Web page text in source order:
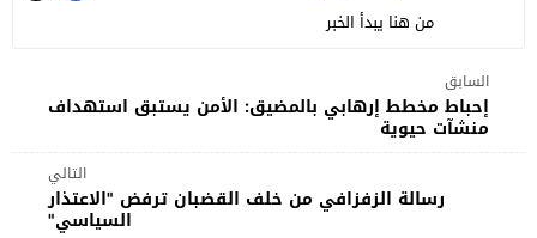
من هنا يبدأ الخبر
السابق
إحباط مخطط إرهابي بالمضيق: الأمن يستبق استهداف
منشآت حيوية
التالي
رسالة الزفزافي من خلف القضبان ترفض "الاعتذار
السياسي"